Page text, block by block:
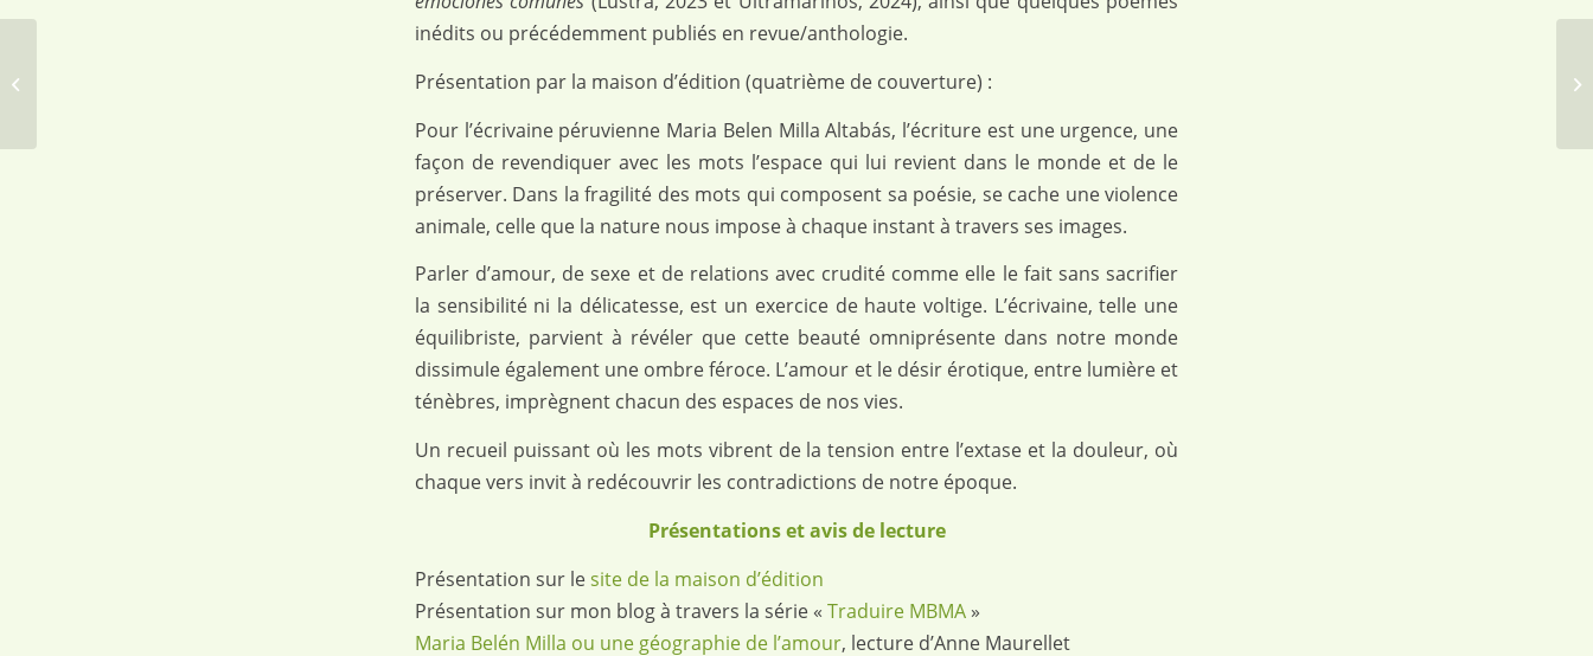
inédits ou précédemment publiés en revue/anthologie.
Présentation par la maison d’édition (quatrième de couverture) :
Pour l’écrivaine péruvienne Maria Belen Milla Altabás, l’écriture est une urgence, une
façon de revendiquer avec les mots l’espace qui lui revient dans le monde et de le
préserver. Dans la fragilité des mots qui composent sa poésie, se cache une violence
animale, celle que la nature nous impose à chaque instant à travers ses images.
Parler d’amour, de sexe et de relations avec crudité comme elle le fait sans sacrifier
la sensibilité ni la délicatesse, est un exercice de haute voltige. L’écrivaine, telle une
équilibriste, parvient à révéler que cette beauté omniprésente dans notre monde
dissimule également une ombre féroce. L’amour et le désir érotique, entre lumière et
ténèbres, imprègnent chacun des espaces de nos vies.
Un recueil puissant où les mots vibrent de la tension entre l’extase et la douleur, où
chaque vers invit à redécouvrir les contradictions de notre époque.
Présentations et avis de lecture
Présentation sur lesite de la maison d’édition
Présentation sur mon blog à travers la série « Traduire MBMA »
Maria Belén Milla ou une géographie de l’amour, lecture d’Anne Maurellet